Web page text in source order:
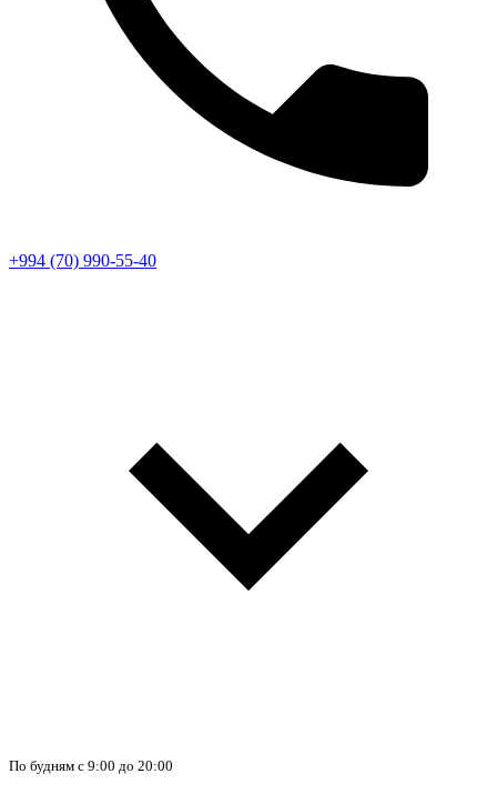
+994 (70) 990-55-40
По будням с 9:00 до 20:00